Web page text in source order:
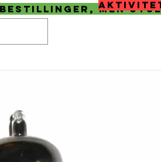
men